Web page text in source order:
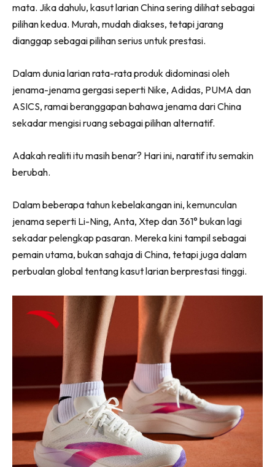
mata. Jika dahulu, kasut larian China sering dilihat sebagai
pilihan kedua. Murah, mudah diakses, tetapi jarang
dianggap sebagai pilihan serius untuk prestasi.
Dalam dunia larian rata-rata produk didominasi oleh
jenama-jenama gergasi seperti Nike, Adidas, PUMA dan
ASICS, ramai beranggapan bahawa jenama dari China
sekadar mengisi ruang sebagai pilihan alternatif.
Adakah realiti itu masih benar? Hari ini, naratif itu semakin
berubah.
Dalam beberapa tahun kebelakangan ini, kemunculan
jenama seperti Li-Ning, Anta, Xtep dan 361° bukan lagi
sekadar pelengkap pasaran. Mereka kini tampil sebagai
pemain utama, bukan sahaja di China, tetapi juga dalam
perbualan global tentang kasut larian berprestasi tinggi.